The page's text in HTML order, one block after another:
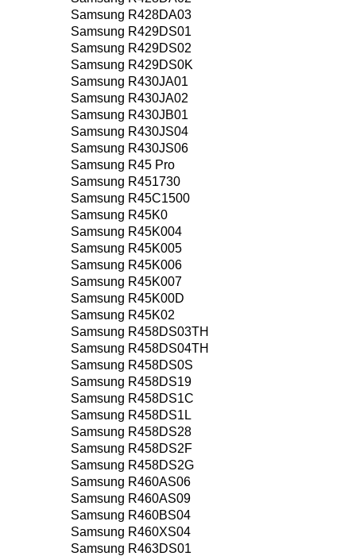
Samsung R428DA03
Samsung R429DS01
Samsung R429DS02
Samsung R429DS0K
Samsung R430JA01
Samsung R430JA02
Samsung R430JB01
Samsung R430JS04
Samsung R430JS06
Samsung R45 Pro
Samsung R451730
Samsung R45C1500
Samsung R45K0
Samsung R45K004
Samsung R45K005
Samsung R45K006
Samsung R45K007
Samsung R45K00D
Samsung R45K02
Samsung R458DS03TH
Samsung R458DS04TH
Samsung R458DS0S
Samsung R458DS19
Samsung R458DS1C
Samsung R458DS1L
Samsung R458DS28
Samsung R458DS2F
Samsung R458DS2G
Samsung R460AS06
Samsung R460AS09
Samsung R460BS04
Samsung R460XS04
Samsung R463DS01